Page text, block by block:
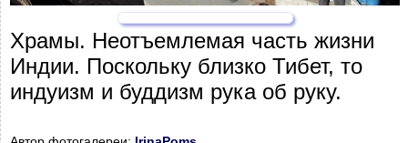
Храмы. Неотъемлемая часть жизни
Индии. Поскольку близко Тибет, то
индуизм и буддизм рука об руку.